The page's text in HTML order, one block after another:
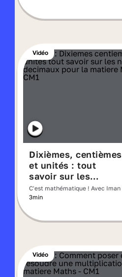
Vidéo
Dixièmes, centièmes
et unités : tout
savoir sur les
nombres décimaux
C'est mathématique ! Avec Iman
3min
Vidéo